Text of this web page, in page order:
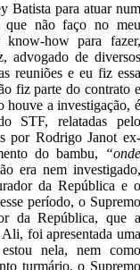
Batista para atuar num
que não faço no meu
know-how para fazer,
advogado de diversos
reuniões e eu fiz essa
fiz parte do contrato e
houve a investigação, é
STF, relatadas pelo
por Rodrigo Janot ex-
do bambu,
“onde
era nem investigado,
da República e o
período, o Supremo
da República, que a
foi apresentada uma
nela, nem como
turmário, o Supremo